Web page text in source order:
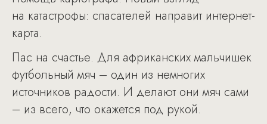
на катастрофы: спасателей направит интернет-
карта.
Пас на счастье. Для африканских мальчишек
футбольный мяч – один из немногих
источников радости. И делают они мяч сами
– из всего, что окажется под рукой.